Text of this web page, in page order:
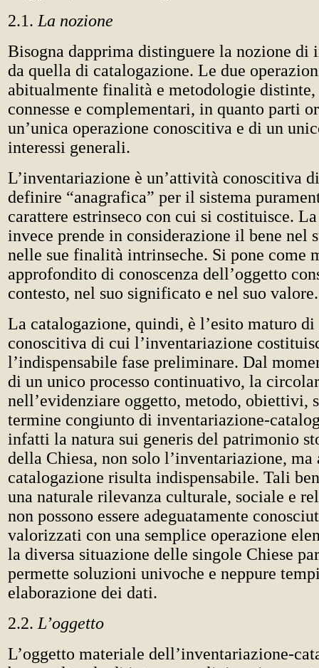
2.1. La nozione
Bisogna dapprima distinguere la nozione di
da quella di catalogazione. Le due
abitualmente finalità e metodologie distinte,
connesse e complementari, in quanto parti
un’unica operazione conoscitiva e di un
interessi generali.
L’inventariazione è un’attività conoscitiva
definire “anagrafica” per il sistema
carattere estrinseco con cui si costituisce.
invece prende in considerazione il bene nel
nelle sue finalità intrinseche. Si pone come
approfondito di conoscenza dell’oggetto
contesto, nel suo significato e nel suo valore.
La catalogazione, quindi, è l’esito maturo
conoscitiva di cui l’inventariazione
l’indispensabile fase preliminare. Dal
di un unico processo continuativo, la
nell’evidenziare oggetto, metodo, obiettivi,
termine congiunto di inventariazione-
infatti la natura sui generis del patrimonio
della Chiesa, non solo l’inventariazione, ma
catalogazione risulta indispensabile. Tali
una naturale rilevanza culturale, sociale e
non possono essere adeguatamente
valorizzati con una semplice operazione
la diversa situazione delle singole Chiese
permette soluzioni univoche e neppure
elaborazione dei dati.
2.2. L’oggetto
L’oggetto materiale dell’inventariazione-